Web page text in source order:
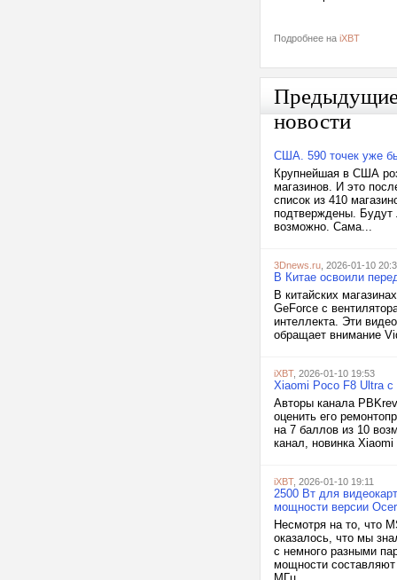
Подробнее на iXBT
новости
США. 590 точек уже
Крупнейшая в США
магазинов. И это
список из 410
подтверждены. Будут
возможно. Сама...
3Dnews.ru , 2026-01-10
В Китае освоили
В китайских
GeForce с
интеллекта. Эти
обращает внимание
iXBT, 2026-01-10 19:53
Xiaomi Poco F8 Ultra
Авторы канала
оценить его
на 7 баллов из 10
канал, новинка
iXBT, 2026-01-10 19:11
2500 Вт для
мощности версии
Несмотря на то, что
оказалось, что мы
с немного разными
мощности составляют